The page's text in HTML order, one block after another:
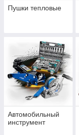
Пушки тепловые
Автомобильный
инструмент